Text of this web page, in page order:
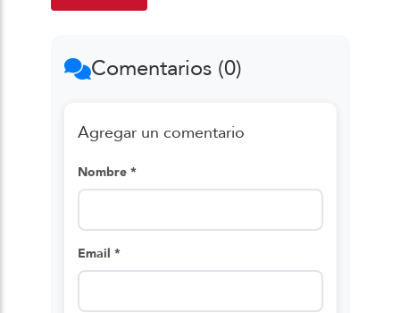
Comentarios (0)
Agregar un comentario
Nombre *
Email *